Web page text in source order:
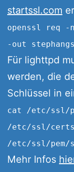
startssl.com
openssl req -
-out
Für lighttpd
werden, die
Schlüssel in
cat /etc/ssl/
/etc/ssl/
/etc/ssl/pem/
Mehr Infos